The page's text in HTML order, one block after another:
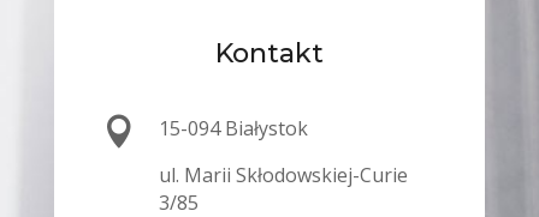
Kontakt

15-094 Białystok
ul. Marii Skłodowskiej-Curie
3/85